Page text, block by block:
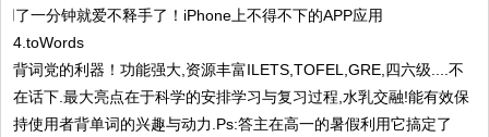
4.toWords
背词党的利器！功能强大,资源丰富ILETS,TOFEL,GRE,四六级....不
在话下.最大亮点在于科学的安排学习与复习过程,水乳交融!能有效保
持使用者背单词的兴趣与动力.Ps:答主在高一的暑假利用它搞定了